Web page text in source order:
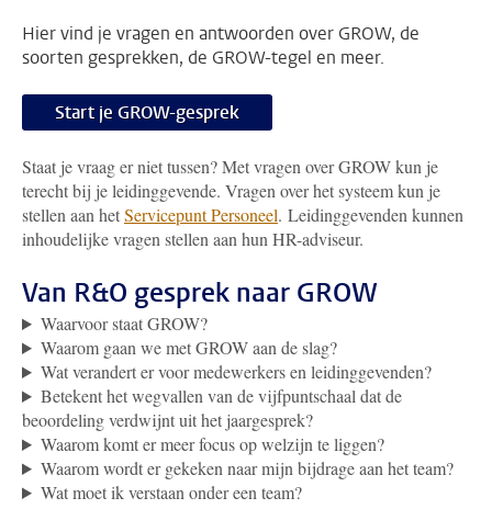
Hier vind je vragen en antwoorden over GROW, de
soorten gesprekken, de GROW-tegel en meer.
Start je GROW-gesprek
Staat je vraag er niet tussen? Met vragen over GROW kun je
terecht bij je leidinggevende. Vragen over het systeem kun je
stellen aan hetServicepunt Personeel. Leidinggevenden kunnen
inhoudelijke vragen stellen aan hun HR-adviseur.
Van R&O gesprek naar GROW
Waarvoor staat GROW?
Waarom gaan we met GROW aan de slag?
Wat verandert er voor medewerkers en leidinggevenden?
Betekent het wegvallen van de vijfpuntschaal dat de
beoordeling verdwijnt uit het jaargesprek?
Waarom komt er meer focus op welzijn te liggen?
Waarom wordt er gekeken naar mijn bijdrage aan het team?
Wat moet ik verstaan onder een team?